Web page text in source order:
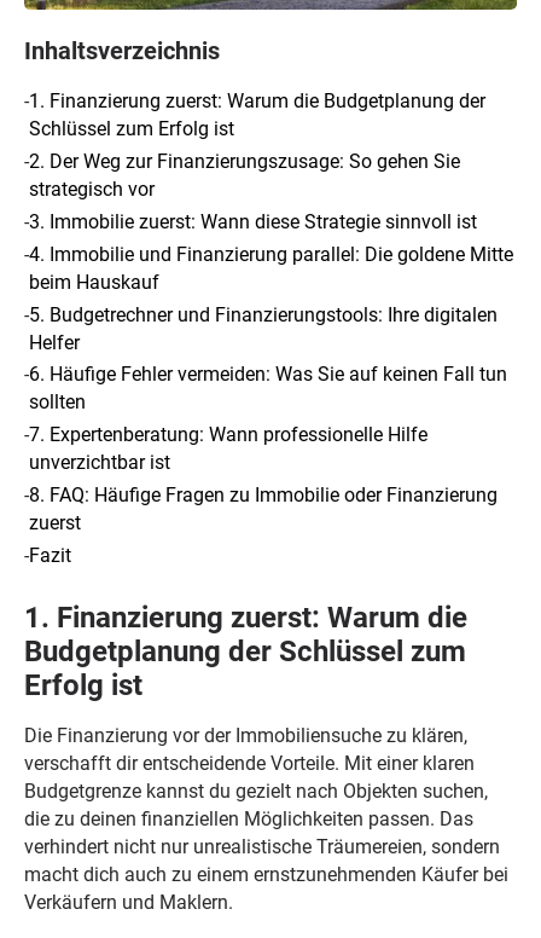
Inhaltsverzeichnis
-1. Finanzierung zuerst: Warum die Budgetplanung der
Schlüssel zum Erfolg ist
-2. Der Weg zur Finanzierungszusage: So gehen Sie
strategisch vor
-3. Immobilie zuerst: Wann diese Strategie sinnvoll ist
-4. Immobilie und Finanzierung parallel: Die goldene Mitte
beim Hauskauf
-5. Budgetrechner und Finanzierungstools: Ihre digitalen
Helfer
-6. Häufige Fehler vermeiden: Was Sie auf keinen Fall tun
sollten
-7. Expertenberatung: Wann professionelle Hilfe
unverzichtbar ist
-8. FAQ: Häufige Fragen zu Immobilie oder Finanzierung
zuerst
-Fazit
1. Finanzierung zuerst: Warum die
Budgetplanung der Schlüssel zum
Erfolg ist
Die Finanzierung vor der Immobiliensuche zu klären,
verschafft dir entscheidende Vorteile. Mit einer klaren
Budgetgrenze kannst du gezielt nach Objekten suchen,
die zu deinen finanziellen Möglichkeiten passen. Das
verhindert nicht nur unrealistische Träumereien, sondern
macht dich auch zu einem ernstzunehmenden Käufer bei
Verkäufern und Maklern.